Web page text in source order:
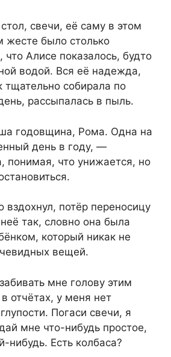
свечи, её саму в этом
жесте было столько
Алисе показалось, будто
водой. Вся её надежда,
тщательно собирала по
рассыпалась в пыль.
годовщина, Рома. Одна на
день в году, —
понимая, что унижается, но
потёр переносицу
так, словно она была
который никак не
вещей.
мне голову этим
отчётах, у меня нет
Погаси свечи, я
мне что-нибудь простое,
нибудь. Есть колбаса?